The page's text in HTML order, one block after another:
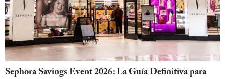
Sephora Savings Event 2026: La Guía Definitiva para